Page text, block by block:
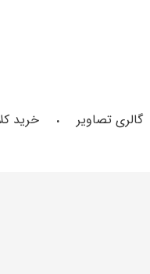
گالری تصاویر خرید